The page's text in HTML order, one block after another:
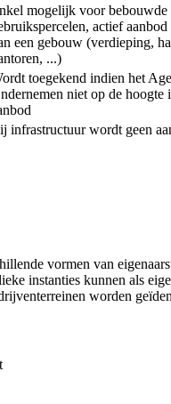
mogelijk voor bebouwde
actief aanbod
een gebouw (verdieping,
...)
toegekend indien het
niet op de hoogte
infrastructuur wordt geen
vormen van
instanties kunnen als
worden